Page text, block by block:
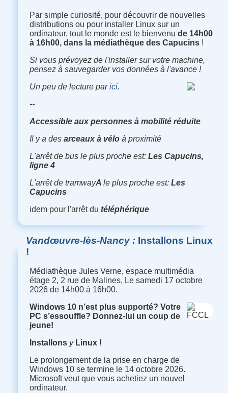
Par simple curiosité, pour découvrir de nouvelles
distributions ou pour installer Linux sur un
ordinateur, tout le monde est le bienvenu de 14h00
à 16h00, dans la médiathèque des Capucins!
Si vous prévoyez de l'installer sur votre machine,
pensez à sauvegarder vos données à l'avance !
Un peu de lecture parici.
--
Accessible aux personnes à mobilité réduite
Il y a des arceaux à véloà proximité
L'arrêt de bus le plus proche est: Les Capucins,
ligne 4
L'arrêt de tramwayA le plus proche est: Les
Capucins
idem pour l'arrêt du téléphérique
Vandœuvre-lès-Nancy Installons Linux
!
Médiathèque Jules Verne, espace multimédia
étage 2, 2 rue de Malines, Le samedi 17 octobre
2026 de 14h00 à 16h00.
Windows 10 n’est plus supporté? Votre
PC s’essouffle? Donnez-lui un coup de
jeune!
Installons yLinux !
Le prolongement de la prise en charge de
Windows 10 se termine le 14 octobre 2026.
Microsoft veut que vous achetiez un nouvel
ordinateur.